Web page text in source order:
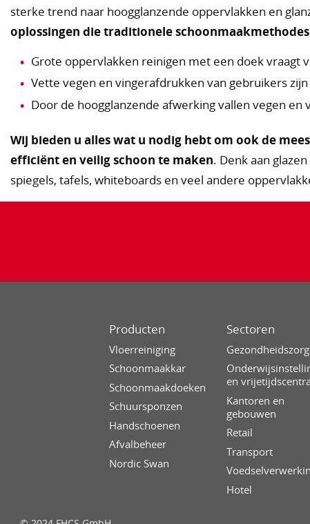
sterke trend naar hoogglanzende oppervlakken en
oplossingen die traditionele
Grote oppervlakken reinigen met een doek vraagt
Vette vegen en vingerafdrukken van gebruikers
Door de hoogglanzende afwerking vallen vegen en
Wij bieden u alles wat u nodig hebt om ook de
efficiënt en veilig schoon te maken. Denk aan
spiegels, tafels, whiteboards en veel andere
Producten
Vloerreiniging
Schoonmaakkar
Schoonmaakdoeken
Schuursponzen
Handschoenen
Afvalbeheer
Nordic Swan
Sectoren
Gezondheidszorg
en vrijetijdscentra
Kantoren en
gebouwen
Retail
Transport
Hotel